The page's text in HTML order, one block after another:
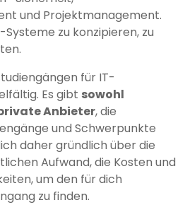
und Projektmanagement.
zu konzipieren, zu
für IT-
Es gibt sowohl
Anbieter, die
und Schwerpunkte
daher gründlich über die
Aufwand, die Kosten und
um den für dich
zu finden.